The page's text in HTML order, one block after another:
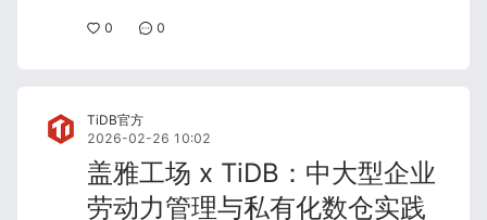
0 0
TiDB官方
2026-02-26 10:02
盖雅工场 x TiDB：中大型企业
劳动力管理与私有化数仓实践